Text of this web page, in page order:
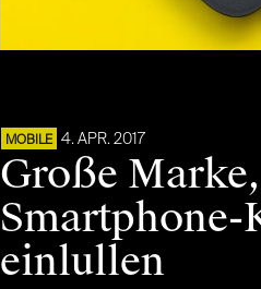
MOBILE 4. APR. 2017
Große
einlullen